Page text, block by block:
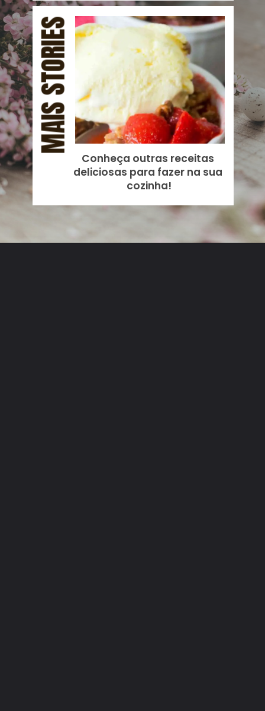
MAIS STORIES
Conheça outras receitas
deliciosas para fazer na sua
cozinha!